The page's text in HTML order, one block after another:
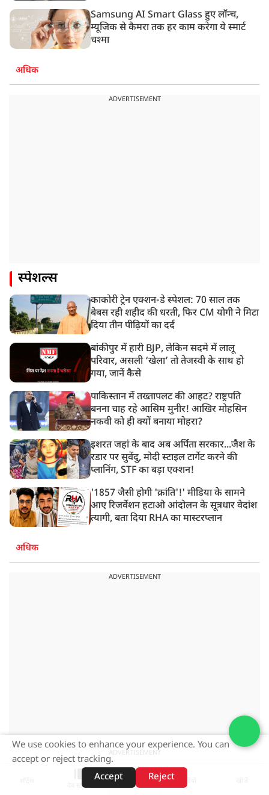
Samsung AI Smart Glass हुए लॉन्च,
म्यूजिक से कैमरा तक हर काम करेगा ये स्मार्ट
चश्मा
अधिक
ADVERTISEMENT
स्पेशल्स
काकोरी ट्रेन एक्शन-डे स्पेशल: 70 साल तक
बेबस रही शहीद की धरती, फिर CM योगी ने मिटा
दिया तीन पीढ़ियों का दर्द
बांकीपुर में हारी BJP, लेकिन सदमे में लालू
परिवार, असली ‘खेला’ तो तेजस्वी के साथ हो
गया, जानें कैसे
पाकिस्तान में तख्तापलट की आहट? राष्ट्रपति
बनना चाह रहे आसिम मुनीर! आखिर मोहसिन
नकवी को ही क्यों बनाया मोहरा?
इशरत जहां के बाद अब अर्पिता सरकार...जैश के
रडार पर सुवेंदु, मोदी स्टाइल टार्गेट करने की
प्लानिंग, STF का बड़ा एक्शन!
'1857 जैसी होगी 'क्रांति'!' मीडिया के सामने
आए रिजर्वेशन हटाओ आंदोलन के सूत्रधार वेदांश
त्यागी, बता दिया RHA का मास्टरप्लान
अधिक
ADVERTISEMENT
ADVERTISEMENT
वेब स्टोरीज़
We use cookies to enhance your experience. You can
accept or reject tracking.
Accept
Reject